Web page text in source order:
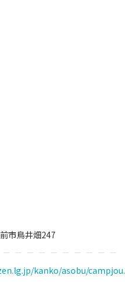
市鳥井畑247
kanko/asobu/campjou.